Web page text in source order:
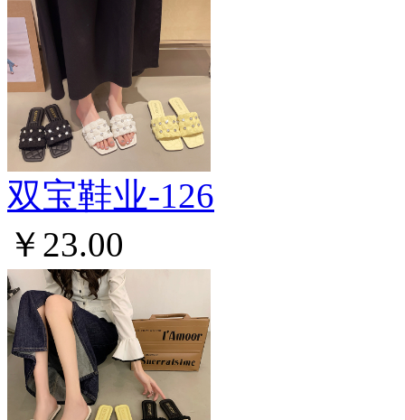
双宝鞋业-126
￥23.00